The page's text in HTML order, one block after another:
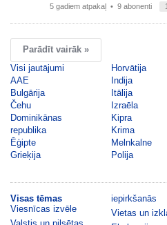
5 gadiem atpakaļ • 9 abonenti
Parādīt vairāk »
Visi jautājumi
AAE
Bulgārija
Čehu
Dominikānas
republika
Ēģipte
Grieķija
Horvātija
Indija
Itālija
Izraēla
Kipra
Krima
Melnkalne
Polija
Visas tēmas
Viesnīcas izvēle
iepirkšanās
Vietas un